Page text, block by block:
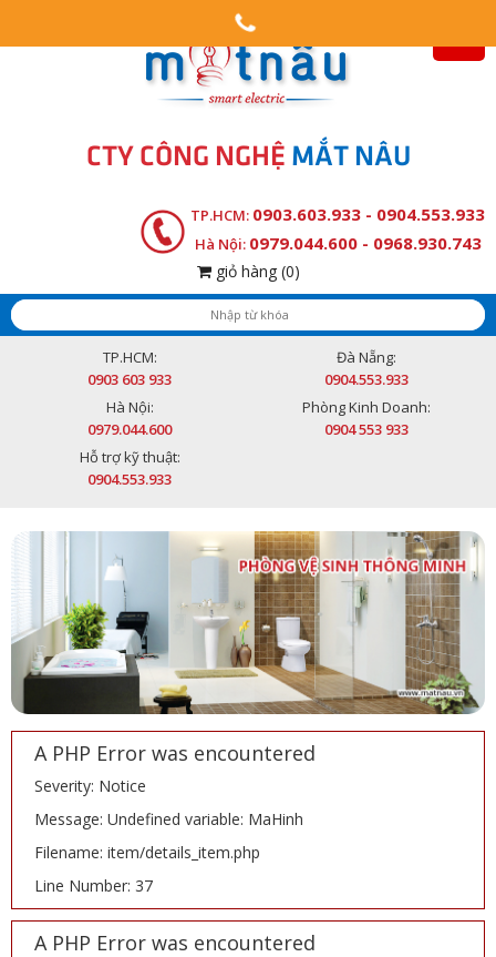
CTY CÔNG NGHỆ MẮT NÂU
TP.HCM: 0903.603.933 - 0904.553.933
Hà Nội: 0979.044.600 - 0968.930.743
giỏ hàng (0)
TP.HCM:
0903 603 933
Đà Nẵng:
0904.553.933
Hà Nội:
0979.044.600
Phòng Kinh Doanh:
0904 553 933
Hỗ trợ kỹ thuật:
0904.553.933
A PHP Error was encountered
Severity: Notice
Message: Undefined variable: MaHinh
Filename: item/details_item.php
Line Number: 37
A PHP Error was encountered